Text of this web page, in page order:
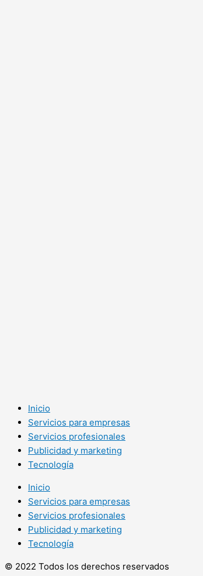
Inicio
Servicios para empresas
Servicios profesionales
Publicidad y marketing
Tecnología
Inicio
Servicios para empresas
Servicios profesionales
Publicidad y marketing
Tecnología
© 2022 Todos los derechos reservados